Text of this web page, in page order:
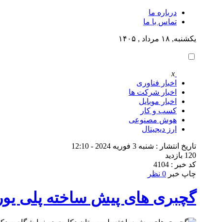
درباره ما
تماس با ما
یکشنبه, ۱۸ مرداد , ۱۴۰۵
x
اخبار فناوری
اخبار شرکت ها
اخبار موبایل
کسب و کار
هوش مصنوعی
ارز دیجیتال
تاریخ انتشار : شنبه 3 فوریه 2024 - 12:10
120 بازدید
کد خبر : 4104
چاپ خبر 0 نظر
گچبری های پیش ساخته پلی